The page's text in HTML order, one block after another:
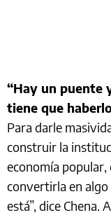
“Hay un puente
tiene que
Para darle
construir la
economía
convertirla en algo
está”, dice Chena.